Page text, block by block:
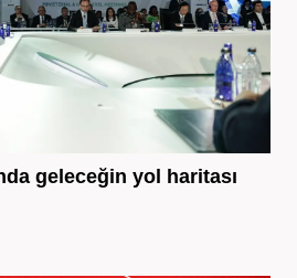
geleceğin yol haritası